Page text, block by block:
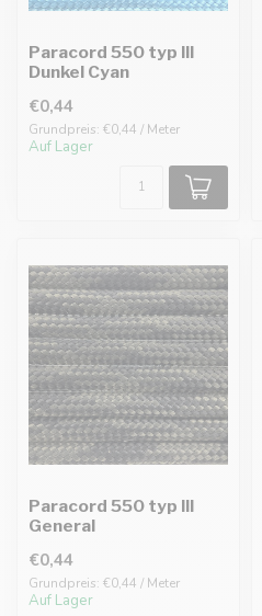
Paracord 550 typ III
Dunkel Cyan
€0,44
Grundpreis: €0,44 / Meter
Auf Lager
Paracord 550 typ III
General
€0,44
Grundpreis: €0,44 / Meter
Auf Lager